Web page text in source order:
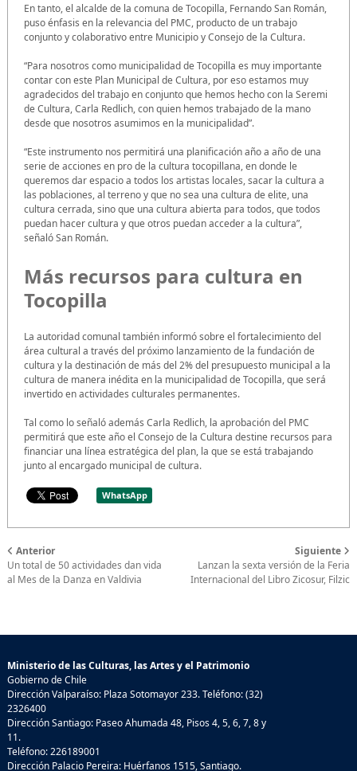
En tanto, el alcalde de la comuna de Tocopilla, Fernando San Román,
puso énfasis en la relevancia del PMC, producto de un trabajo
conjunto y colaborativo entre Municipio y Consejo de la Cultura.
“Para nosotros como municipalidad de Tocopilla es muy importante
contar con este Plan Municipal de Cultura, por eso estamos muy
agradecidos del trabajo en conjunto que hemos hecho con la Seremi
de Cultura, Carla Redlich, con quien hemos trabajado de la mano
desde que nosotros asumimos en la municipalidad”.
“Este instrumento nos permitirá una planificación año a año de una
serie de acciones en pro de la cultura tocopillana, en donde le
queremos dar espacio a todos los artistas locales, sacar la cultura a
las poblaciones, al terreno y que no sea una cultura de elite, una
cultura cerrada, sino que una cultura abierta para todos, que todos
puedan hacer cultura y que otros puedan acceder a la cultura”,
señaló San Román.
Más recursos para cultura en
Tocopilla
La autoridad comunal también informó sobre el fortalecimiento del
área cultural a través del próximo lanzamiento de la fundación de
cultura y la destinación de más del 2% del presupuesto municipal a la
cultura de manera inédita en la municipalidad de Tocopilla, que será
invertido en actividades culturales permanentes.
Tal como lo señaló además Carla Redlich, la aprobación del PMC
permitirá que este año el Consejo de la Cultura destine recursos para
financiar una línea estratégica del plan, la que se está trabajando
junto al encargado municipal de cultura.
WhatsApp
Anterior
Un total de 50 actividades dan vida
al Mes de la Danza en Valdivia
Siguiente
Lanzan la sexta versión de la Feria
Internacional del Libro Zicosur, Filzic
Ministerio de las Culturas, las Artes y el Patrimonio
Gobierno de Chile
Dirección Valparaíso: Plaza Sotomayor 233. Teléfono: (32)
2326400
Dirección Santiago: Paseo Ahumada 48, Pisos 4, 5, 6, 7, 8 y
11.
Teléfono: 226189001
Dirección Palacio Pereira: Huérfanos 1515, Santiago.